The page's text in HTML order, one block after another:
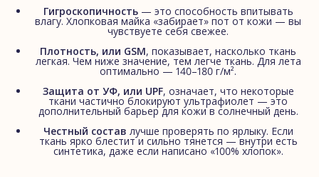
Гигроскопичность— это способность впитывать
влагу. Хлопковая майка «забирает» пот от кожи — вы
чувствуете себя свежее.
Плотность, или GSM, показывает, насколько ткань
легкая. Чем ниже значение, тем легче ткань. Для лета
оптимально — 140–180 г/м².
Защита от УФ, или UPF, означает, что некоторые
ткани частично блокируют ультрафиолет — это
дополнительный барьер для кожи в солнечный день.
Честный состав лучше проверять по ярлыку. Если
ткань ярко блестит и сильно тянется — внутри есть
синтетика, даже если написано «100% хлопок».